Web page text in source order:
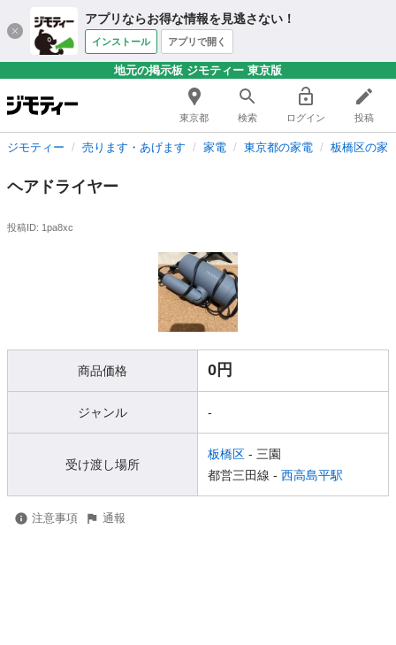
アプリならお得な情報を見逃さない！
インストール アプリで開く
地元の掲示板 ジモティー 東京版
東京都 検索 ログイン 投稿
ジモティー 売ります・あげます 家電 東京都の家電 板橋区の家
ヘアドライヤー
投稿ID: 1pa8xc
商品価格 0円
ジャンル -
受け渡し場所
板橋区 - 三園
都営三田線 - 西高島平駅
注意事項 通報